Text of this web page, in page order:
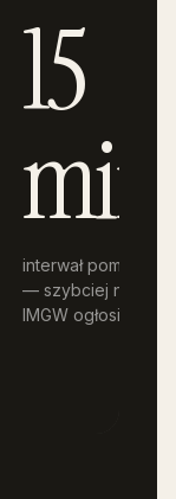
15
min
interwał pomiaru
— szybciej niż
IMGW ogłosi alert